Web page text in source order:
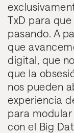
TxD para
pasando. A
que
digital, que
que la
nos pueden
experiencia
para modular
con el Big